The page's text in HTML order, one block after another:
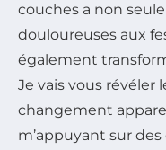
couches a non
douloureuses aux
également
Je vais vous révéler
changement
m’appuyant sur